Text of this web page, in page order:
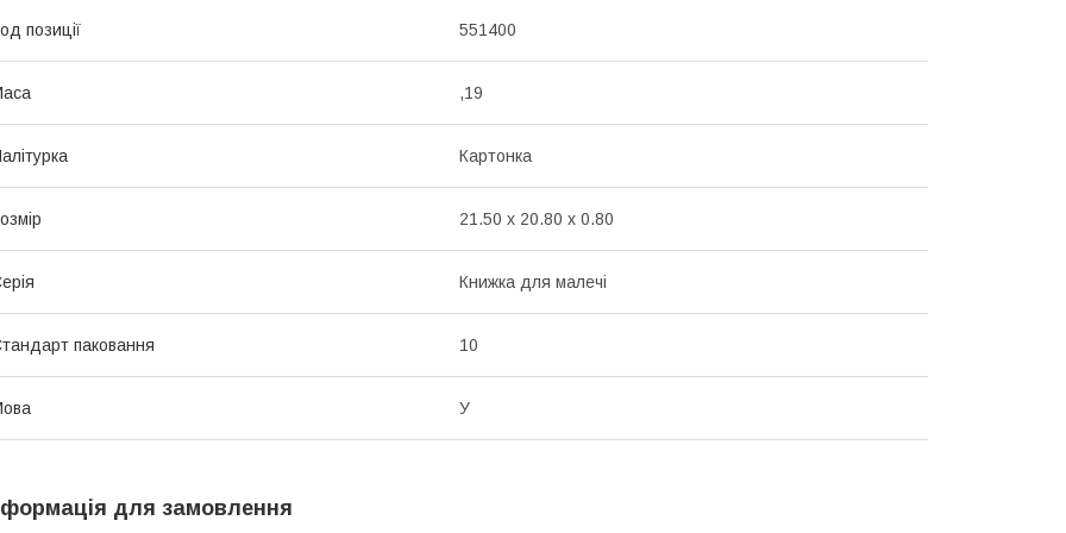
позиції 551400
,19
Картонка
21.50 x 20.80 x 0.80
Книжка для малечі
паковання 10
У
для замовлення